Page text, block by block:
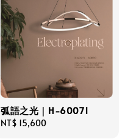
弧語之光｜H-60071
Regular
NT$ 15,600